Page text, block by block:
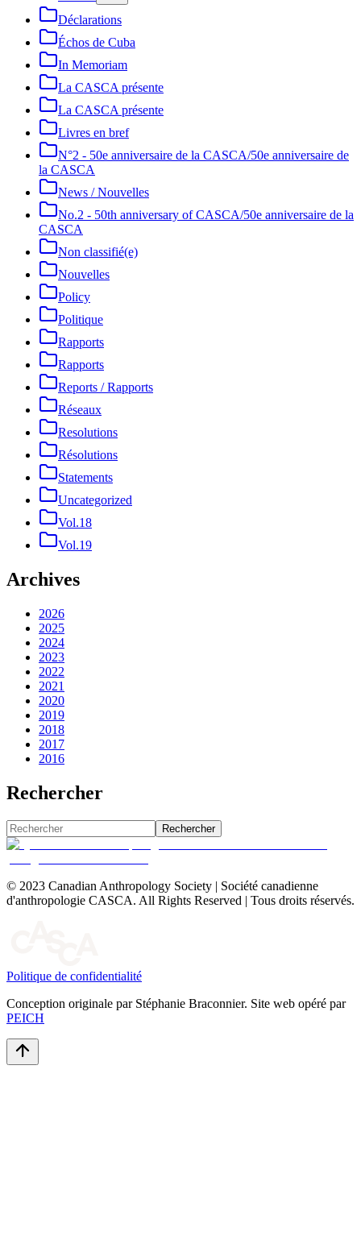
Déclarations
Échos de Cuba
In Memoriam
La CASCA présente
La CASCA présente
Livres en bref
N°2 - 50e anniversaire de la CASCA/50e anniversaire de
la CASCA
News / Nouvelles
No.2 - 50th anniversary of CASCA/50e anniversaire de la
CASCA
Non classifié(e)
Nouvelles
Policy
Politique
Rapports
Rapports
Reports / Rapports
Réseaux
Resolutions
Résolutions
Statements
Uncategorized
Vol.18
Vol.19
Archives
2026
2025
2024
2023
2022
2021
2020
2019
2018
2017
2016
Rechercher
Rechercher
© 2023 Canadian Anthropology Society | Société canadienne
d'anthropologie CASCA. All Rights Reserved | Tous droits réservés.
Politique de confidentialité
Conception originale par Stéphanie Braconnier. Site web opéré par
PEICH